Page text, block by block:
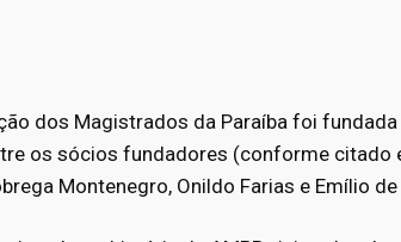
dos Magistrados da Paraíba foi
os sócios fundadores (conforme citado
Montenegro, Onildo Farias e Emílio de